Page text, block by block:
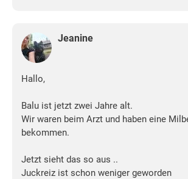
Jeanine
Hallo,
Balu ist jetzt zwei Jahre alt.
Wir waren beim Arzt und haben eine
bekommen.
Jetzt sieht das so aus ..
Juckreiz ist schon weniger geworden